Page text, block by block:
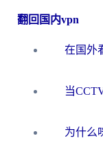
翻回国内vpn